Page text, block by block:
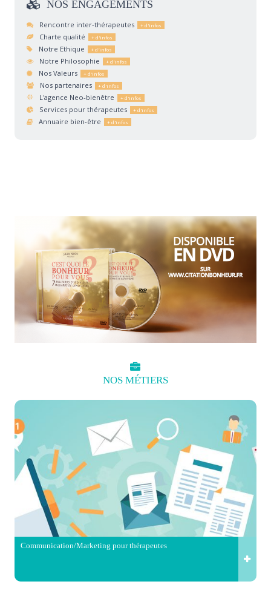
NOS ENGAGEMENTS
Rencontre inter-thérapeutes
Charte qualité
Notre Ethique
Notre Philosophie
Nos Valeurs
Nos partenaires
L'agence Neo-bienêtre
Services pour thérapeutes
Annuaire bien-être
NOS MÉTIERS
Communication/Marketing pour thérapeutes